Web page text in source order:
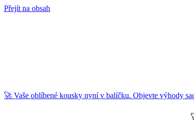
Přejít na obsah
🚀 Vaše oblíbené kousky nyní v balíčku. Objevte výhody